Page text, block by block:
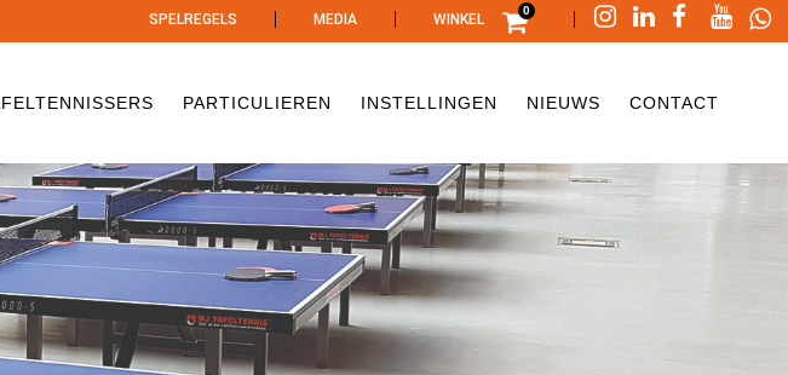
SPELREGELS | MEDIA | WINKEL
0 |
PARTICULIEREN INSTELLINGEN NIEUWS CONTACT